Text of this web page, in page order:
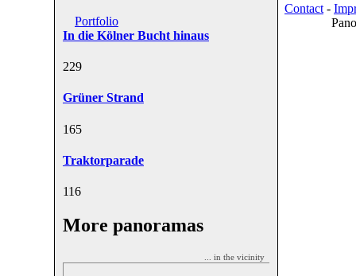
Portfolio
In die Kölner Bucht hinaus
229
Grüner Strand
165
Traktorparade
116
More panoramas
... in the vicinity
Contact -